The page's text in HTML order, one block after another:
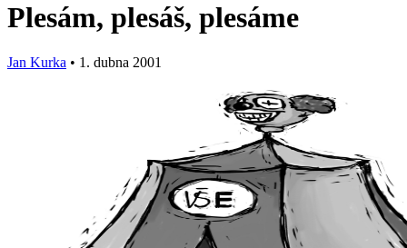
Plesám, plesáš, plesáme
Jan Kurka • 1. dubna 2001